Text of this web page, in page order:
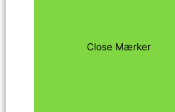
Close Mærker